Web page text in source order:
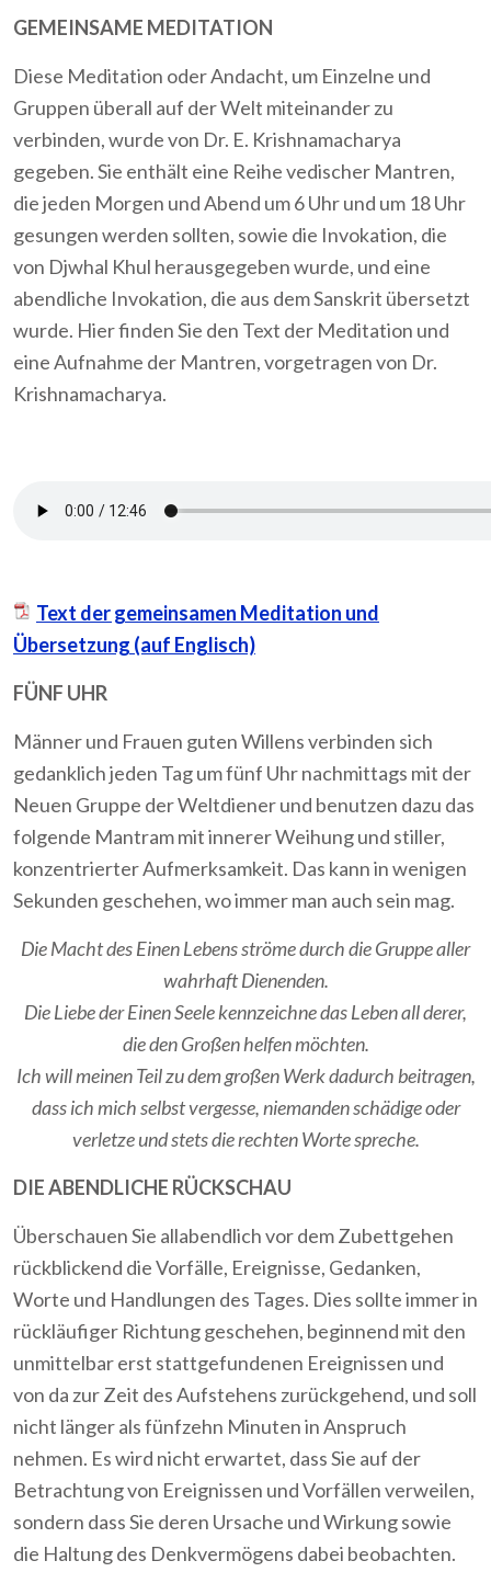
GEMEINSAME MEDITATION
Diese Meditation oder Andacht, um Einzelne und
Gruppen überall auf der Welt miteinander zu
verbinden, wurde von Dr. E. Krishnamacharya
gegeben. Sie enthält eine Reihe vedischer Mantren,
die jeden Morgen und Abend um 6 Uhr und um 18 Uhr
gesungen werden sollten, sowie die Invokation, die
von Djwhal Khul herausgegeben wurde, und eine
abendliche Invokation, die aus dem Sanskrit übersetzt
wurde. Hier finden Sie den Text der Meditation und
eine Aufnahme der Mantren, vorgetragen von Dr.
Krishnamacharya.
Text der gemeinsamen Meditation und
Übersetzung (auf Englisch)
FÜNF UHR
Männer und Frauen guten Willens verbinden sich
gedanklich jeden Tag um fünf Uhr nachmittags mit der
Neuen Gruppe der Weltdiener und benutzen dazu das
folgende Mantram mit innerer Weihung und stiller,
konzentrierter Aufmerksamkeit. Das kann in wenigen
Sekunden geschehen, wo immer man auch sein mag.
Die Macht des Einen Lebens ströme durch die Gruppe aller
wahrhaft Dienenden.
Die Liebe der Einen Seele kennzeichne das Leben all derer,
die den Großen helfen möchten.
Ich will meinen Teil zu dem großen Werk dadurch beitragen,
dass ich mich selbst vergesse, niemanden schädige oder
verletze und stets die rechten Worte spreche.
DIE ABENDLICHE RÜCKSCHAU
Überschauen Sie allabendlich vor dem Zubettgehen
rückblickend die Vorfälle, Ereignisse, Gedanken,
Worte und Handlungen des Tages. Dies sollte immer in
rückläufiger Richtung geschehen, beginnend mit den
unmittelbar erst stattgefundenen Ereignissen und
von da zur Zeit des Aufstehens zurückgehend, und soll
nicht länger als fünfzehn Minuten in Anspruch
nehmen. Es wird nicht erwartet, dass Sie auf der
Betrachtung von Ereignissen und Vorfällen verweilen,
sondern dass Sie deren Ursache und Wirkung sowie
die Haltung des Denkvermögens dabei beobachten.